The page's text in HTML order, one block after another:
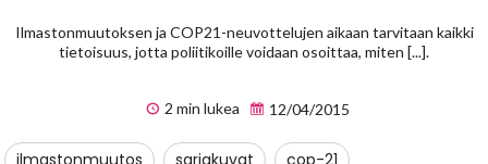
Ilmastonmuutoksen ja COP21-neuvottelujen aikaan tarvitaan kaikki
tietoisuus, jotta poliitikoille voidaan osoittaa, miten [...].
2 min lukea 12/04/2015